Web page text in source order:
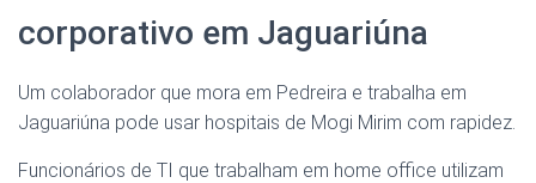
corporativo em Jaguariúna
Um colaborador que mora em Pedreira e trabalha em
Jaguariúna pode usar hospitais de Mogi Mirim com rapidez.
Funcionários de TI que trabalham em home office utilizam